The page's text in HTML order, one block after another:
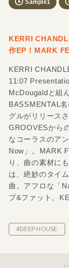
Sample1
KERRI
作EP！MARK
KERRI
11:07
McDougaldと組
BASSMENTAL
グルがリリース
GROOVESから
なコーラスのア
Now」。MARK
り、曲の素材に
は、絶妙のタイ
曲。アフロな「
プ&ファット。
#DEEP HOUSE